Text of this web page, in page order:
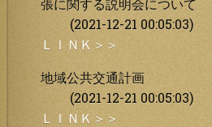
張に関する説明会について
(2021-12-21 00:05:03)
ＬＩＮＫ＞＞
地域公共交通計画
(2021-12-21 00:05:03)
ＬＩＮＫ＞＞